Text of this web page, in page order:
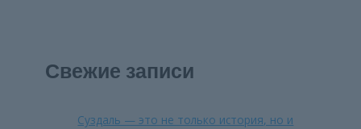
Свежие записи
Суздаль — это не только история, но и